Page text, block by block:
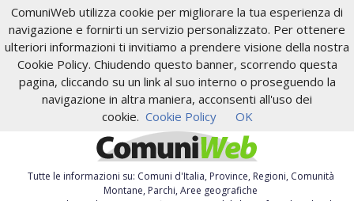
ComuniWeb utilizza cookie per migliorare la tua esperienza di
navigazione e fornirti un servizio personalizzato. Per ottenere
ulteriori informazioni ti invitiamo a prendere visione della nostra
Cookie Policy. Chiudendo questo banner, scorrendo questa
pagina, cliccando su un link al suo interno o proseguendo la
navigazione in altra maniera, acconsenti all'uso dei
cookie. Cookie Policy OK
Tutte le informazioni su: Comuni d'Italia, Province, Regioni, Comunità
Montane, Parchi, Aree geografiche